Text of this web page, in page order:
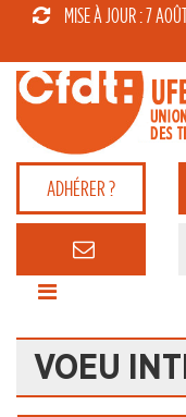
MISE À JOUR : 7
ADHÉRER ?
VOEU